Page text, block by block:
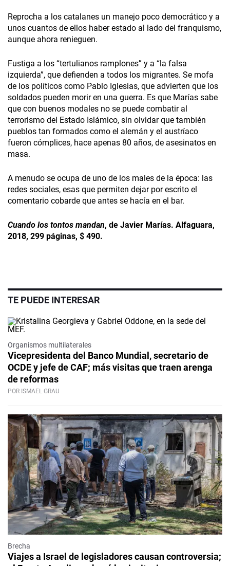
Reprocha a los catalanes un manejo poco democrático y a
unos cuantos de ellos haber estado al lado del franquismo,
aunque ahora renieguen.
Fustiga a los “tertulianos ramplones” y a “la falsa
izquierda”, que defienden a todos los migrantes. Se mofa
de los políticos como Pablo Iglesias, que advierten que los
soldados pueden morir en una guerra. Es que Marías sabe
que con buenos modales no se puede combatir al
terrorismo del Estado Islámico, sin olvidar que también
pueblos tan formados como el alemán y el austríaco
fueron cómplices, hace apenas 80 años, de asesinatos en
masa.
A menudo se ocupa de uno de los males de la época: las
redes sociales, esas que permiten dejar por escrito el
comentario cobarde que antes se hacía en el bar.
Cuando los tontos mandan, de Javier Marías. Alfaguara,
2018, 299 páginas, $ 490.
TE PUEDE INTERESAR
Organismos multilaterales
Vicepresidenta del Banco Mundial, secretario de
OCDE y jefe de CAF; más visitas que traen arenga
de reformas
POR ISMAEL GRAU
Brecha
Viajes a Israel de legisladores causan controversia;